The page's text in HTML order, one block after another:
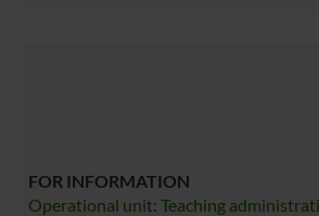
FOR INFORMATION
Operational unit: Teaching